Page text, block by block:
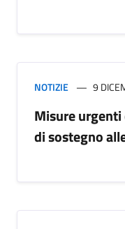
NOTIZIE 9
Misure
di sostegno